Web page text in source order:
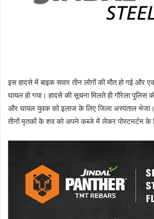
इस हादसे में बाइक सवार तीन लोगों की मौत हो गई और
घायल हो गया। हादसे की सूचना मिलते ही गौरेला पुलिस
और घायल युवक को इलाज के लिए जिला अस्पताल भेजा।
तीनों मृतकों के शव को अपने कब्जे में लेकर पोस्टमर्टम के